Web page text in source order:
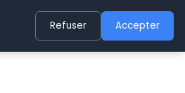
Refuser Accepter